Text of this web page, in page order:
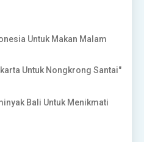
Untuk Makan Malam
Untuk Nongkrong Santai"
Bali Untuk Menikmati